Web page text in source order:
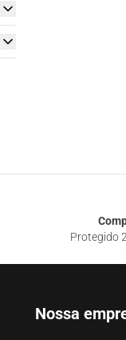
Protegido
Nossa